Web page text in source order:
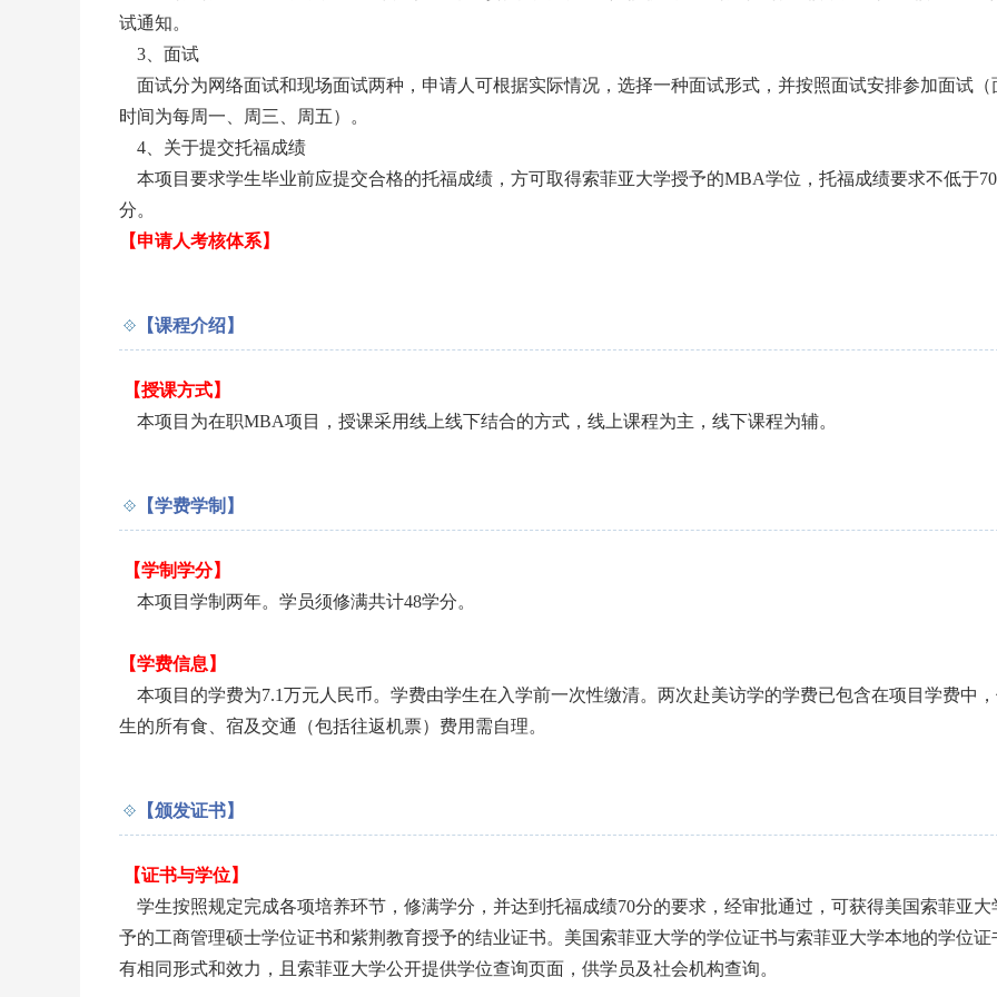
试通知。
3、面试
面试分为网络面试和现场面试两种，申请人可根据实际情况，选择一种面试形式，并按照面试安排参加面试（
时间为每周一、周三、周五）。
4、关于提交托福成绩
本项目要求学生毕业前应提交合格的托福成绩，方可取得索菲亚大学授予的MBA学位，托福成绩要求不低于70
分。
【申请人考核体系】
【课程介绍】
【授课方式】
本项目为在职MBA项目，授课采用线上线下结合的方式，线上课程为主，线下课程为辅。
【学费学制】
【学制学分】
本项目学制两年。学员须修满共计48学分。
【学费信息】
本项目的学费为7.1万元人民币。学费由学生在入学前一次性缴清。两次赴美访学的学费已包含在项目学费中
生的所有食、宿及交通（包括往返机票）费用需自理。
【颁发证书】
【证书与学位】
学生按照规定完成各项培养环节，修满学分，并达到托福成绩70分的要求，经审批通过，可获得美国索菲亚大
予的工商管理硕士学位证书和紫荆教育授予的结业证书。美国索菲亚大学的学位证书与索菲亚大学本地的学位证
有相同形式和效力，且索菲亚大学公开提供学位查询页面，供学员及社会机构查询。